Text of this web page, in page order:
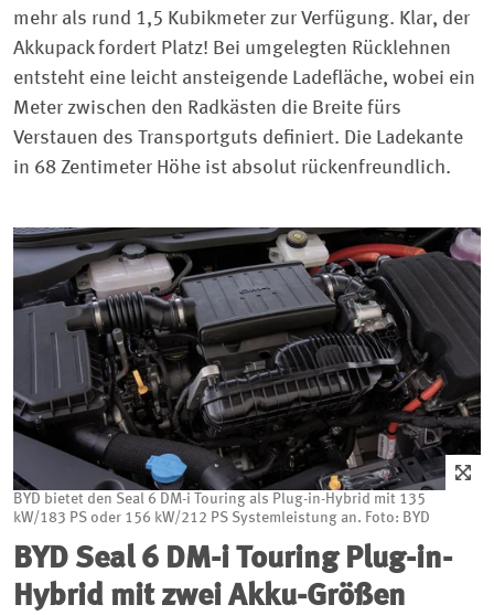
mehr als rund 1,5 Kubikmeter zur Verfügung. Klar, der
Akkupack fordert Platz! Bei umgelegten Rücklehnen
entsteht eine leicht ansteigende Ladefläche, wobei ein
Meter zwischen den Radkästen die Breite fürs
Verstauen des Transportguts definiert. Die Ladekante
in 68 Zentimeter Höhe ist absolut rückenfreundlich.
BYD bietet den Seal 6 DM-i Touring als Plug-in-Hybrid mit 135
kW/183 PS oder 156 kW/212 PS Systemleistung an. Foto: BYD
BYD Seal 6 DM-i Touring Plug-in-
Hybrid mit zwei Akku-Größen